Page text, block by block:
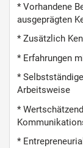
* Vorhandene
ausgeprägten
* Zusätzlich
* Erfahrungen
*
Arbeitsweise
*
*